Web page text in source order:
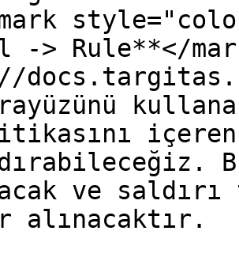
-> Rule**</
ve
alınacaktır.